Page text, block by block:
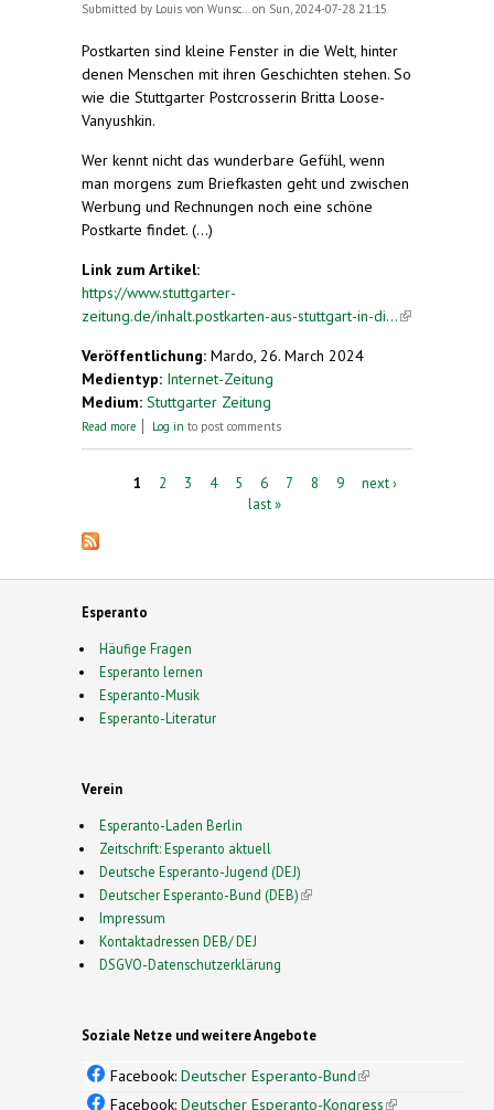
Submitted by Louis von Wunsc...on Sun, 2024-07-28 21:15
Postkarten sind kleine Fenster in die Welt, hinter
denen Menschen mit ihren Geschichten stehen. So
wie die Stuttgarter Postcrosserin Britta Loose-
Vanyushkin.
Wer kennt nicht das wunderbare Gefühl, wenn
man morgens zum Briefkasten geht und zwischen
Werbung und Rechnungen noch eine schöne
Postkarte findet. (...)
Link zum Artikel:
https://www.stuttgarter-
zeitung.de/inhalt.postkarten-aus-stuttgart-in-di...(link is
Veröffentlichung: Mardo, 26. March 2024
Medientyp: Internet-Zeitung
Medium: Stuttgarter Zeitung
Read more about Die Sprache Esperanto brachte sie zum
Log in to post comments
Pages1 2 3 4 5 6 7 8 9
next ›
last »
Esperanto
Häufige Fragen
Esperanto lernen
Esperanto-Musik
Esperanto-Literatur
Verein
Esperanto-Laden Berlin
Zeitschrift: Esperanto aktuell
Deutsche Esperanto-Jugend (DEJ)
Deutscher Esperanto-Bund (DEB)(link is external)
Impressum
Kontaktadressen DEB/ DEJ
DSGVO-Datenschutzerklärung
Soziale Netze und weitere Angebote
Facebook: Deutscher Esperanto-Bund(link is
external)
Facebook: Deutscher Esperanto-Kongress(link is